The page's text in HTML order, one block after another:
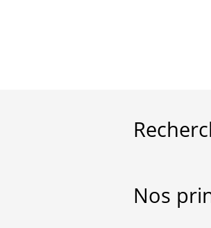
Nos